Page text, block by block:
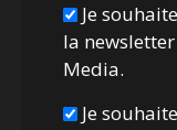
Je
la
Media.
Je